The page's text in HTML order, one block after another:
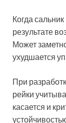
Когда
результате
Может
ухудшается
При
рейки
касается и